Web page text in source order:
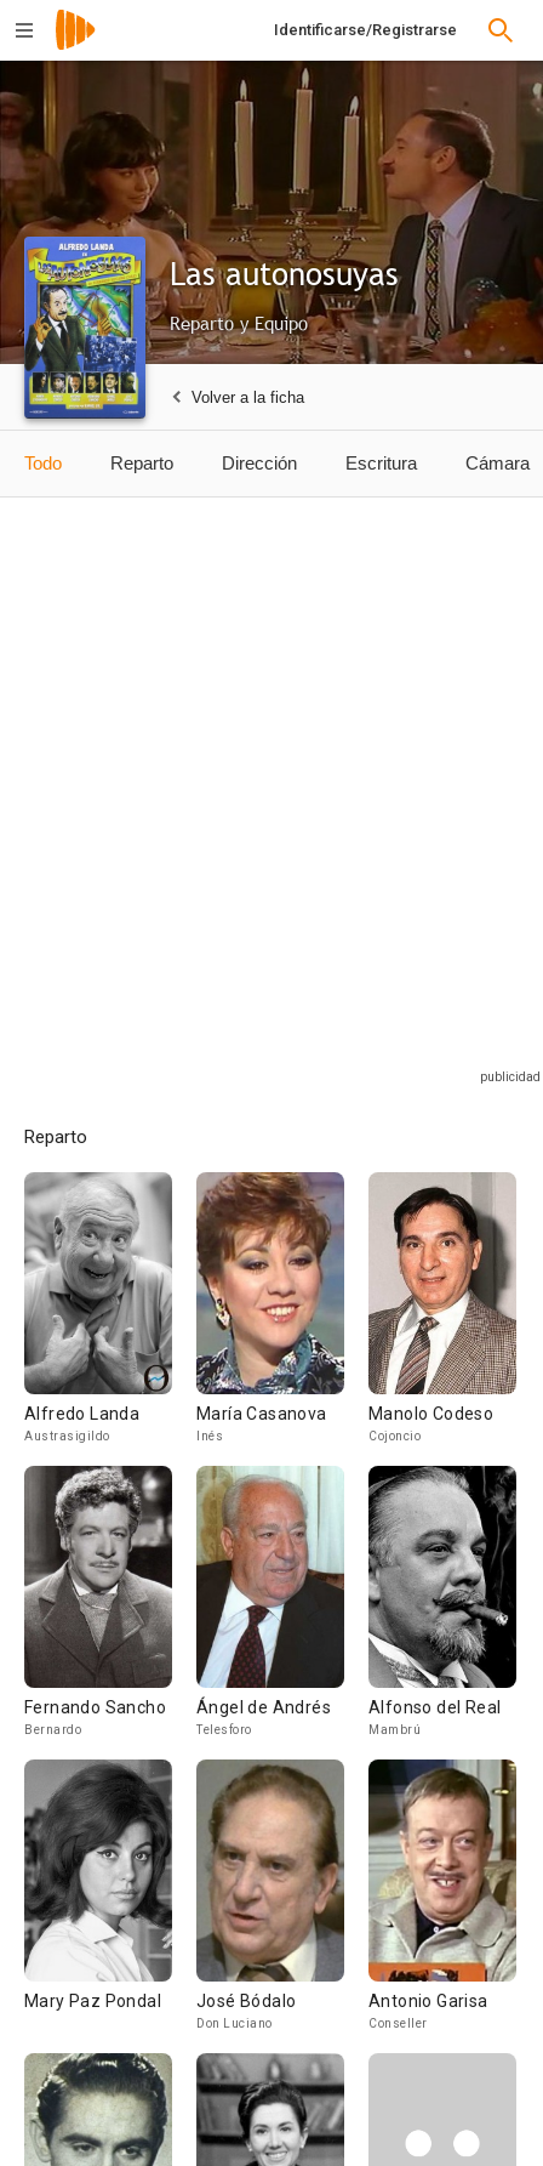
Identificarse/Registrarse
Las autonosuyas
Reparto y Equipo
Volver a la ficha
Todo Reparto Dirección Escritura Cámara
Reparto
Alfredo Landa
Austrasigildo
María Casanova
Inés
Manolo Codeso
Cojoncio
Fernando Sancho
Bernardo
Ángel de Andrés
Telesforo
Alfonso del Real
Mambrú
Mary Paz Pondal José Bódalo
Don Luciano
Antonio Garisa
Conseller